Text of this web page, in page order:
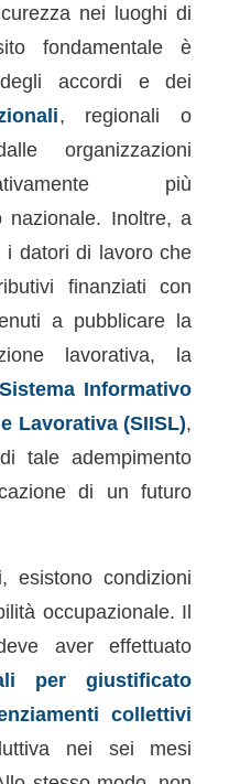
nei luoghi di
fondamentale è
degli accordi e dei
, regionali o
organizzazioni
più
nazionale. Inoltre, a
i datori di lavoro che
finanziati con
a pubblicare la
lavorativa, la
Sistema Informativo
Lavorativa (SIISL),
tale adempimento
di un futuro
esistono condizioni
occupazionale. Il
aver effettuato
per giustificato
collettivi
nei sei mesi